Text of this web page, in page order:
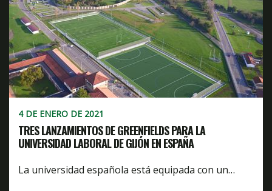
4 DE ENERO DE 2021
TRES LANZAMIENTOS DE GREENFIELDS PARA LA
UNIVERSIDAD LABORAL DE GIJÓN EN ESPAÑA
La universidad española está equipada con un…